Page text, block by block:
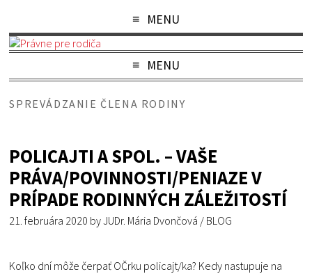
MENU
MENU
SPREVÁDZANIE ČLENA RODINY
POLICAJTI A SPOL. – VAŠE
PRÁVA/POVINNOSTI/PENIAZE V
PRÍPADE RODINNÝCH ZÁLEŽITOSTÍ
21. februára 2020 byJUDr. Mária Dvončová / BLOG
Koľko dní môže čerpať OČrku policajt/ka? Kedy nastupuje na